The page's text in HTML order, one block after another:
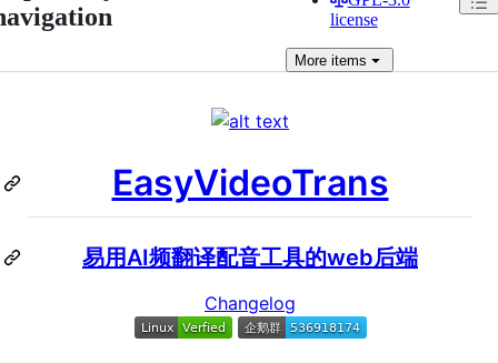
license
Moreitems
EasyVideoTrans
易用AI频翻译配音工具的web后端
Changelog